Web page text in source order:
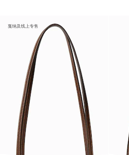
戛纳及线上专售